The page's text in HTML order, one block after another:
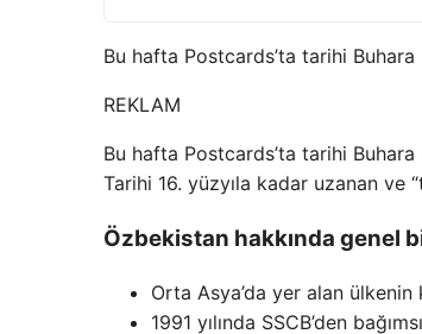
Bu hafta Postcards’ta tarihi
REKLAM
Bu hafta Postcards’ta tarihi
Tarihi 16. yüzyıla kadar uzanan ve
Özbekistan hakkında genel
Orta Asya’da yer alan ülkenin
1991 yılında SSCB’den